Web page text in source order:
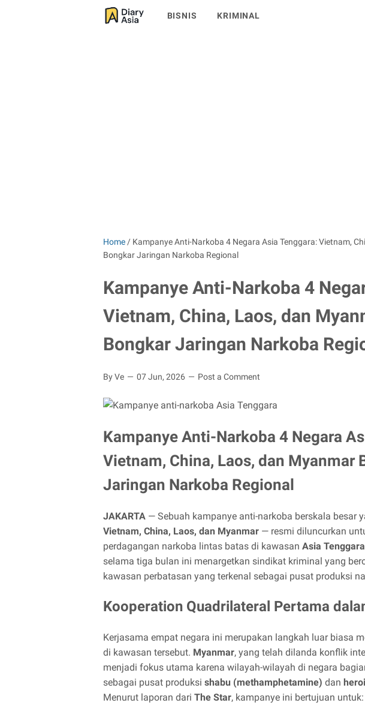
BISNIS KRIMINAL
Home / Kampanye Anti-Narkoba 4 Negara Asia Tenggara: Vietnam,
Bongkar Jaringan Narkoba Regional
Kampanye Anti-Narkoba 4
Vietnam, China, Laos, dan
Bongkar Jaringan Narkoba
By Ve 07 Jun, 2026 Post a Comment
Kampanye Anti-Narkoba 4 Negara
Vietnam, China, Laos, dan Myanmar
Jaringan Narkoba Regional
JAKARTA — Sebuah kampanye anti-narkoba berskala besar
Vietnam, China, Laos, dan Myanmar — resmi diluncurkan
perdagangan narkoba lintas batas di kawasan Asia Tenggara
selama tiga bulan ini menargetkan sindikat kriminal yang
kawasan perbatasan yang terkenal sebagai pusat produksi
Kooperation Quadrilateral Pertama
Kerjasama empat negara ini merupakan langkah luar biasa
di kawasan tersebut. Myanmar, yang telah dilanda konflik
menjadi fokus utama karena wilayah-wilayah di negara
sebagai pusat produksi shabu (methamphetamine) dan
Menurut laporan dari The Star, kampanye ini bertujuan untuk: